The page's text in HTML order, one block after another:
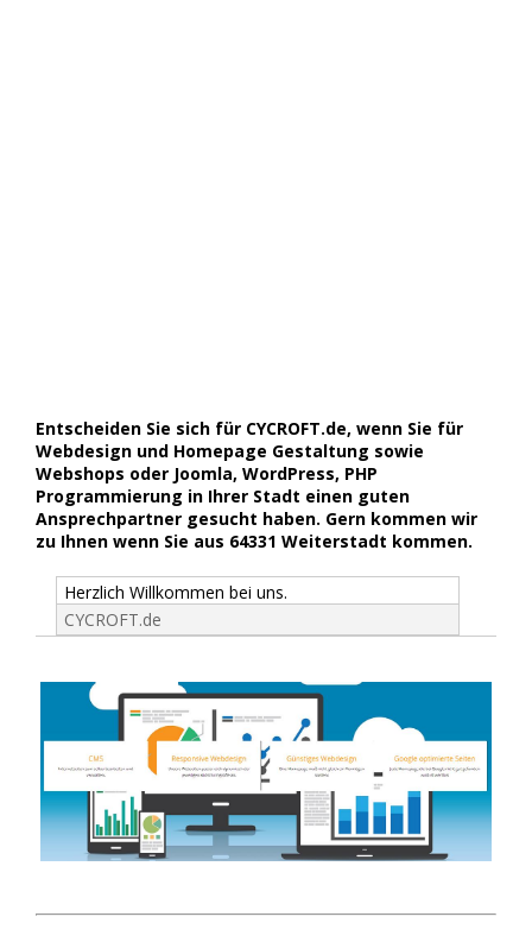
Entscheiden Sie sich für CYCROFT.de, wenn Sie für
Webdesign und Homepage Gestaltung sowie
Webshops oder Joomla, WordPress, PHP
Programmierung in Ihrer Stadt einen guten
Ansprechpartner gesucht haben. Gern kommen wir
zu Ihnen wenn Sie aus 64331 Weiterstadt kommen.
Herzlich Willkommen bei uns.
CYCROFT.de